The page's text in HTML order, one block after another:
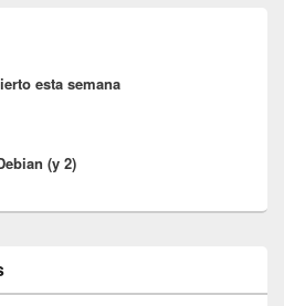
esta semana
(y 2)